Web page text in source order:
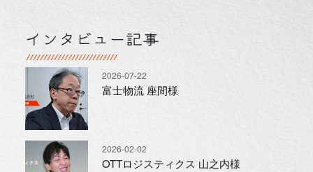
インタビュー記事
2026-07-22
富士物流 座間様
2026-02-02
OTTロジスティクス 山之内様